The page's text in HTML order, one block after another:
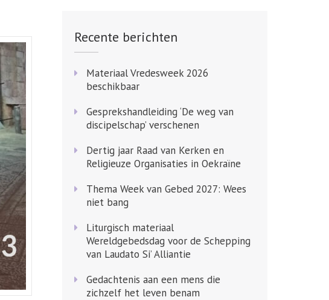
Recente berichten
Materiaal Vredesweek 2026
beschikbaar
Gesprekshandleiding ‘De weg van
discipelschap’ verschenen
Dertig jaar Raad van Kerken en
Religieuze Organisaties in Oekraïne
Thema Week van Gebed 2027: Wees
niet bang
Liturgisch materiaal
Wereldgebedsdag voor de Schepping
van Laudato Si’ Alliantie
Gedachtenis aan een mens die
zichzelf het leven benam